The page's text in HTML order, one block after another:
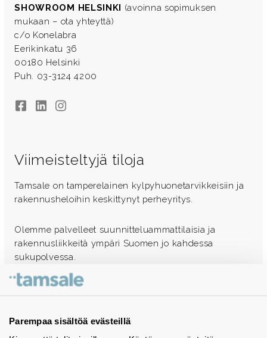
Parempaa sisältöä evästeillä
SHOWROOM HELSINKI (avoinna sopimuksen
mukaan – ota yhteyttä)
c/o Konelabra
Eerikinkatu 36
00180 Helsinki
Puh. 03-3124 4200
FacebookLinkedInInstagram
Viimeisteltyjä tiloja
Tamsale on tamperelainen kylpyhuonetarvikkeisiin ja
rakennusheloihin keskittynyt perheyritys.
Olemme palvelleet suunnitteluammattilaisia ja
rakennusliikkeitä ympäri Suomen jo kahdessa
sukupolvessa.
Ota yhteyttä - autamme mielellämme
Tuotekuvastot